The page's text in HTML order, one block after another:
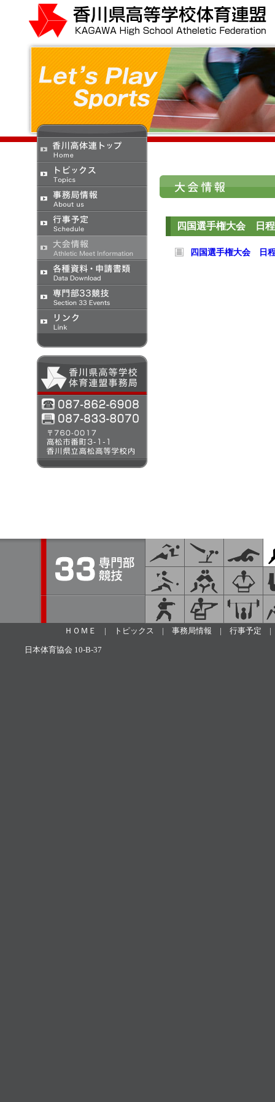
四国選手権大会 日
四国選手権大会 日
ＨＯＭＥ | トピックス | 事務局情報 | 行事予定
日本体育協会 10-B-37